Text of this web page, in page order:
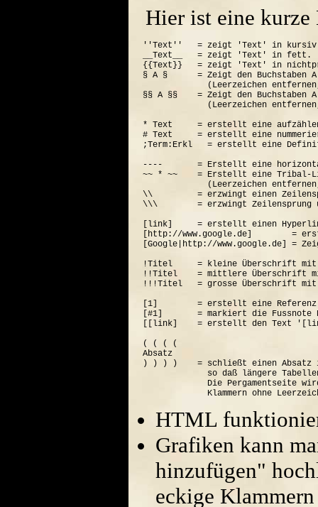
Hier ist eine
''Text''   = zeigt 'Text' in
__Text__   = zeigt 'Text' in fett.
{{Text}}   = zeigt 'Text' in
§ A §      = Zeigt den Buchstaben
(Leerzeichen
§§ A §§    = Zeigt den Buchstaben
(Leerzeichen
* Text     = erstellt eine
# Text     = erstellt eine
;Term:Erkl   = erstellt eine
----       = Erstellt eine
~~ * ~~    = Erstellt eine Tribal-
(Leerzeichen
\\         = erzwingt einen
\\\        = erzwingt Zeilensprung
[link]     = erstellt einen
[http://www.google.de]        =
[Google|http://www.google.de] =
!Titel     = kleine Überschrift
!!Titel    = mittlere Überschrift
!!!Titel   = grosse Überschrift
[1]        = erstellt eine Referenz
[#1]       = markiert die Fussnote
[[link]    = erstellt den Text
( ( ( (
Absatz
) ) ) )    = schließt einen Absatz
so daß längere
Die Pergamentseite
HTML
Grafiken kann
hinzufügen"
eckige